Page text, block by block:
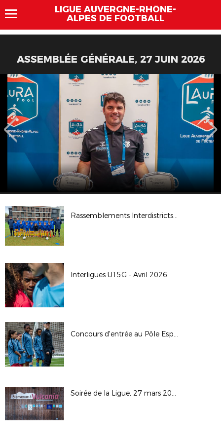
LIGUE AUVERGNE-RHÔNE-
ALPES DE FOOTBALL
ASSEMBLÉE GÉNÉRALE, 27 JUIN 2026
Rassemblements Interdistricts U14G - Avr. 2026
Interligues U15G - Avril 2026
Concours d'entrée au Pôle Espoirs - 2026
Soirée de la Ligue, 27 mars 2026